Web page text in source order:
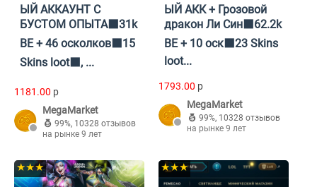
ЫЙ АККАУНТ С
БУСТОМ ОПЫТА⬛31k
BE + 46 осколков⬛15
Skins loot⬛, ...
1181.00 p
MegaMarket
99%, 10328 отзывов
на рынке 9 лет
ЫЙ АКК + Грозовой
дракон Ли Син⬛62.2k
BE + 10 оск⬛23 Skins
loot...
1793.00 p
MegaMarket
99%, 10328 отзывов
на рынке 9 лет
★★★ ★★★